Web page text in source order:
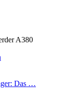
A380
Das …